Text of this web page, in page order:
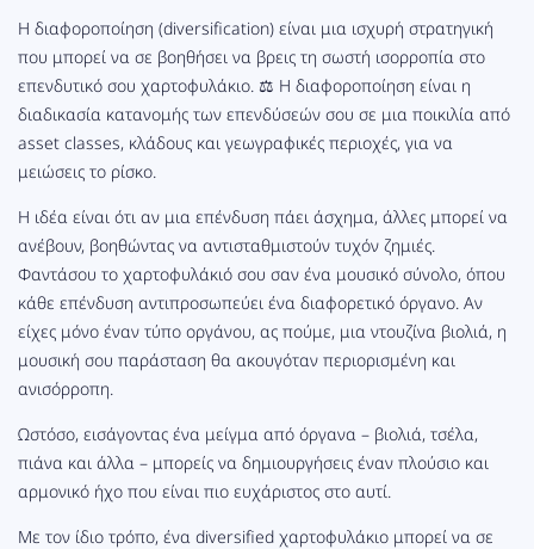
Η διαφοροποίηση (diversification) είναι μια ισχυρή στρατηγική
που μπορεί να σε βοηθήσει να βρεις τη σωστή ισορροπία στο
επενδυτικό σου χαρτοφυλάκιο. ⚖️ Η διαφοροποίηση είναι η
διαδικασία κατανομής των επενδύσεών σου σε μια ποικιλία από
asset classes, κλάδους και γεωγραφικές περιοχές, για να
μειώσεις το ρίσκο.
Η ιδέα είναι ότι αν μια επένδυση πάει άσχημα, άλλες μπορεί να
ανέβουν, βοηθώντας να αντισταθμιστούν τυχόν ζημιές.
Φαντάσου το χαρτοφυλάκιό σου σαν ένα μουσικό σύνολο, όπου
κάθε επένδυση αντιπροσωπεύει ένα διαφορετικό όργανο. Αν
είχες μόνο έναν τύπο οργάνου, ας πούμε, μια ντουζίνα βιολιά, η
μουσική σου παράσταση θα ακουγόταν περιορισμένη και
ανισόρροπη.
Ωστόσο, εισάγοντας ένα μείγμα από όργανα – βιολιά, τσέλα,
πιάνα και άλλα – μπορείς να δημιουργήσεις έναν πλούσιο και
αρμονικό ήχο που είναι πιο ευχάριστος στο αυτί.
Με τον ίδιο τρόπο, ένα diversified χαρτοφυλάκιο μπορεί να σε